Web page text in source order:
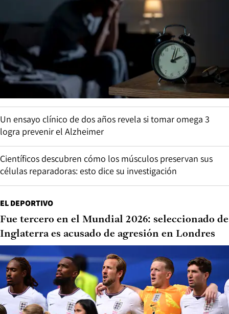
Un ensayo clínico de dos años revela si tomar omega 3
logra prevenir el Alzheimer
Científicos descubren cómo los músculos preservan sus
células reparadoras: esto dice su investigación
EL DEPORTIVO
Fue tercero en el Mundial 2026: seleccionado de
Inglaterra es acusado de agresión en Londres